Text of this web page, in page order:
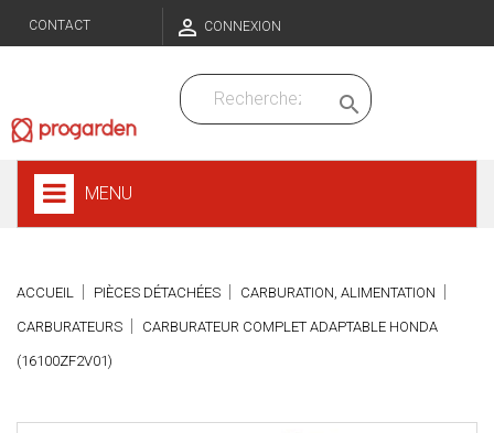
CONTACT  CONNEXION

MENU
ACCUEIL PIÈCES DÉTACHÉES CARBURATION, ALIMENTATION
CARBURATEURS CARBURATEUR COMPLET ADAPTABLE HONDA
(16100ZF2V01)